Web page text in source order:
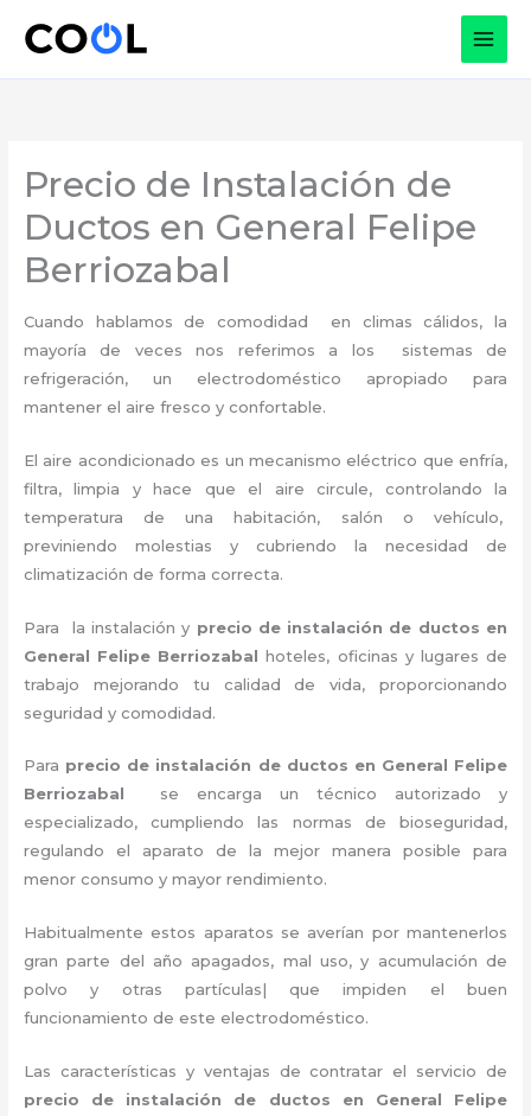
Precio de Instalación de
Ductos en General Felipe
Berriozabal
Cuando hablamos de comodidad en climas cálidos, la
mayoría de veces nos referimos a los sistemas de
refrigeración, un electrodoméstico apropiado para
mantener el aire fresco y confortable.
El aire acondicionado es un mecanismo eléctrico que enfría,
filtra, limpia y hace que el aire circule, controlando la
temperatura de una habitación, salón o vehículo,
previniendo molestias y cubriendo la necesidad de
climatización de forma correcta.
Para la instalación y precio de instalación de ductos en
General Felipe Berriozabalhoteles, oficinas y lugares de
trabajo
mejorando tu calidad de vida, proporcionando
seguridad y comodidad.
Para precio de instalación de ductos en General Felipe
Berriozabal
se encarga un técnico autorizado y
especializado, cumpliendo las normas de bioseguridad,
regulando el aparato de la mejor manera posible para
menor consumo y mayor rendimiento.
Habitualmente estos aparatos se averían por mantenerlos
gran parte del año apagados, mal uso, y acumulación de
polvo y otras partículas| que impiden el buen
funcionamiento de este electrodoméstico.
Las características y ventajas de contratar el servicio de
precio de instalación de ductos en General Felipe